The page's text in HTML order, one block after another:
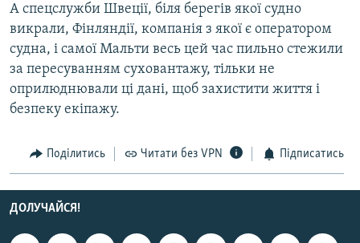
Усі сайти RFE/RL
А спецслужби Швеції, біля берегів якої судно
викрали, Фінляндії, компанія з якої є оператором
судна, і самої Мальти весь цей час пильно стежили
за пересуванням суховантажу, тільки не
оприлюднювали ці дані, щоб захистити життя і
безпеку екіпажу.
Поділитись Читати без VPN Підписатись
ДОЛУЧАЙСЯ!